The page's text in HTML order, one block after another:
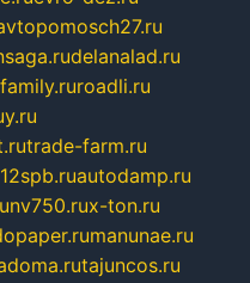
delanalad.ru
roadli.ru
trade-farm.ru
autodamp.ru
nv750.rux-ton.ru
manunae.ru
tajuncos.ru